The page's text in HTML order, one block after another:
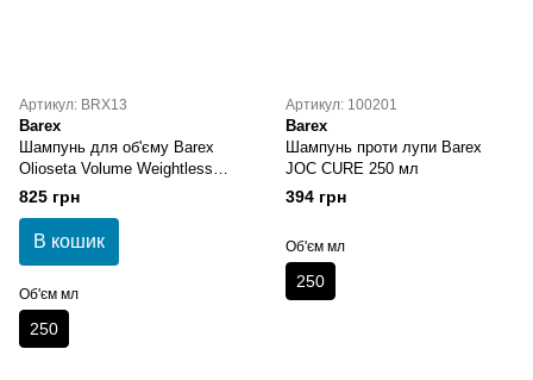
Артикул: BRX13
Barex
Шампунь для об'єму Barex
Olioseta Volume Weightless
Shampoo
825 грн
В кошик
Об'єм мл
250
Артикул: 100201
Barex
Шампунь проти лупи Barex
JOC CURE 250 мл
394 грн
Об'єм мл
250